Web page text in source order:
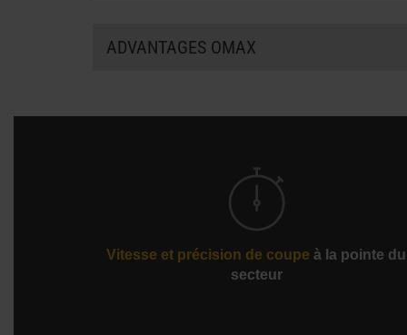
Le système Omega Drive innovante permet
rack et à pignons traditionnels
ADVANTAGES OMAX
Usine une vaste gamme de matériaux et
Vitesse et précision de coupe à la pointe du
secteur